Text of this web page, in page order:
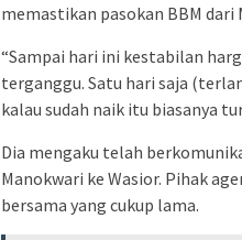
memastikan pasokan BBM dari
“Sampai hari ini kestabilan
terganggu. Satu hari saja
kalau sudah naik itu biasanya
Dia mengaku telah
Manokwari ke Wasior. Pihak
bersama yang cukup lama.